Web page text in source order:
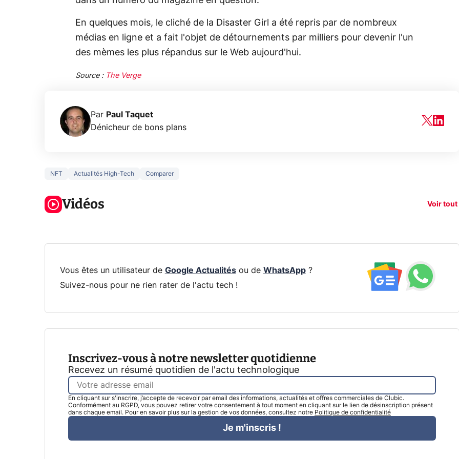
En quelques mois, le cliché de la Disaster Girl a été repris par de nombreux
médias en ligne et a fait l'objet de détournements par milliers pour devenir l'un
des mèmes les plus répandus sur le Web aujourd'hui.
Source : The Verge
Par Paul Taquet
Dénicheur de bons plans
NFT Actualités High-Tech Comparer
Vidéos Voir tout
Voici L'AOC
CQ32G4ZA !
Vous êtes un utilisateur de Google Actualitésou de WhatsApp?
Suivez-nous pour ne rien rater de l'actu tech !
Inscrivez-vous à notre newsletter quotidienne
Recevez un résumé quotidien de l'actu technologique
En cliquant sur s'inscrire, j’accepte de recevoir par email des informations, actualités et offres commerciales de Clubic.
Conformément au RGPD, vous pouvez retirer votre consentement à tout moment en cliquant sur le lien de désinscription présent
dans chaque email. Pour en savoir plus sur la gestion de vos données, consultez notre Politique de confidentialité
Je m'inscris !